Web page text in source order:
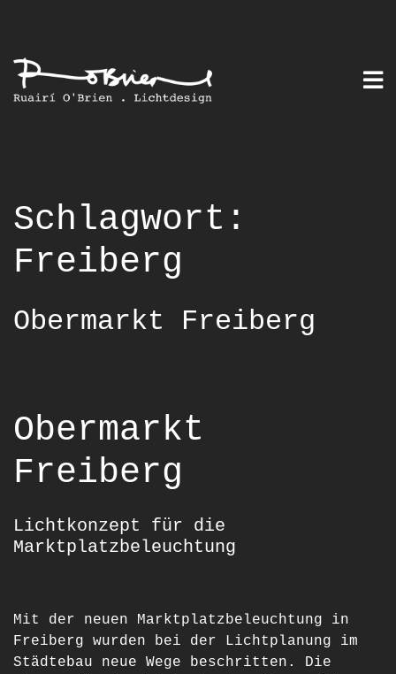
to
content
Schlagwort:
Freiberg
Obermarkt Freiberg
Obermarkt
Freiberg
Lichtkonzept für die
Marktplatzbeleuchtung
Mit der neuen Marktplatzbeleuchtung in
Freiberg wurden bei der Lichtplanung im
Städtebau neue Wege beschritten. Die